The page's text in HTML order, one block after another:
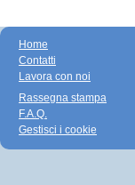
Home
Contatti
Lavora con noi
Rassegna stampa
F.A.Q.
Gestisci i cookie